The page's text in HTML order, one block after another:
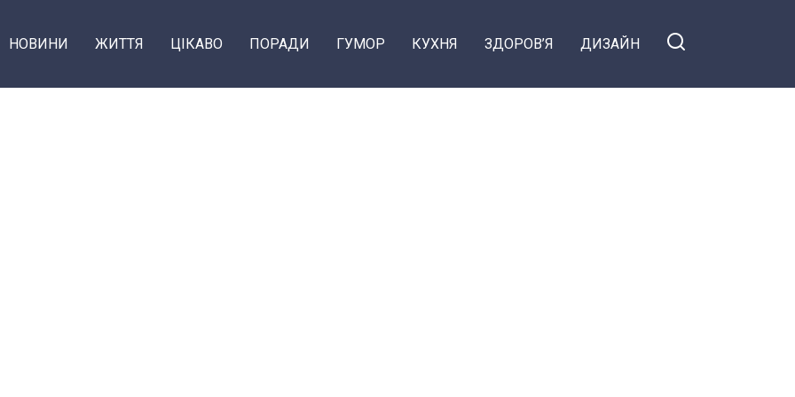
НОВИНИ ЖИТТЯ ЦІКАВО ПОРАДИ ГУМОР КУХНЯ ЗДОРОВ’Я ДИЗАЙН